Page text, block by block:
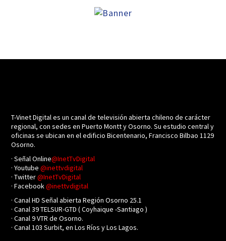
T-Vinet Digital es un canal de televisión abierta chileno de carácter
regional, con sedes en Puerto Montt y Osorno. Su estudio central y
oficinas se ubican en el edificio Bicentenario, Francisco Bilbao 1129
Osorno.
· Señal Online@InetTvDigital
· Youtube@inettvdigital
· Twitter@InetTvDigital
· Facebook@inettvdigital
· Canal HD Señal abierta Región Osorno 25.1
· Canal 39 TELSUR-GTD ( Coyhaique -Santiago )
· Canal 9 VTR de Osorno.
· Canal 103 Surbit, en Los Ríos y Los Lagos.